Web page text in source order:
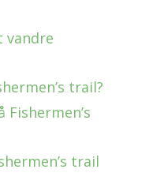
vandre
trail?
trail